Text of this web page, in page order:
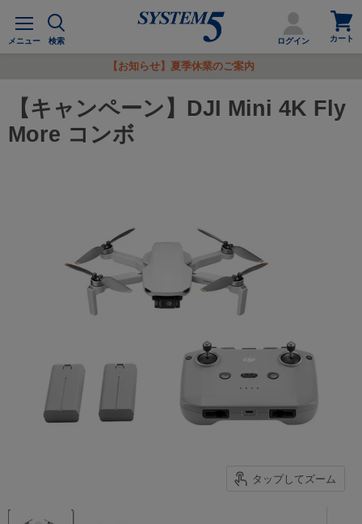
メ
ュ
メニュー 検索 ログイン
カ
ー
ト
を
カート
【お知らせ】夏季休業のご案内
【キャンペーン】DJI Mini 4K Fly
More コンボ
タップしてズーム